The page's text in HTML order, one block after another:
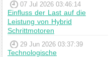
07 Jul 2026 03:46:14
Einfluss der Last auf die
Leistung von Hybrid
Schrittmotoren
29 Jun 2026 03:37:39
Technologische